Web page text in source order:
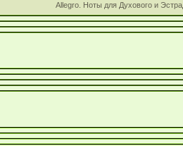
Allegro. Ноты для Духового и